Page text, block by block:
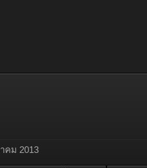
คม 2013